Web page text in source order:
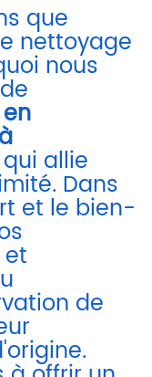
que
nettoyage
nous
allie
Dans
et le bien-
de